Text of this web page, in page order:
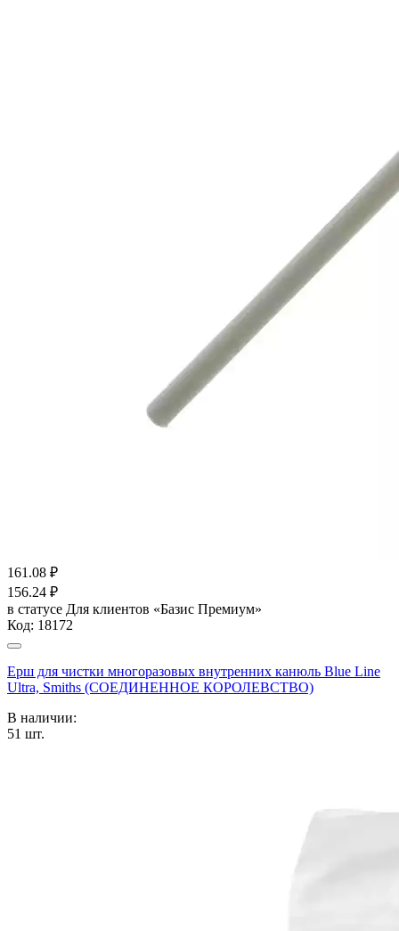
161.08 ₽
156.24 ₽
в статусе Для клиентов «Базис Премиум»
Код: 18172
Ерш для чистки многоразовых внутренних канюль Blue Line
Ultra, Smiths (СОЕДИНЕННОЕ КОРОЛЕВСТВО)
В наличии:
51 шт.